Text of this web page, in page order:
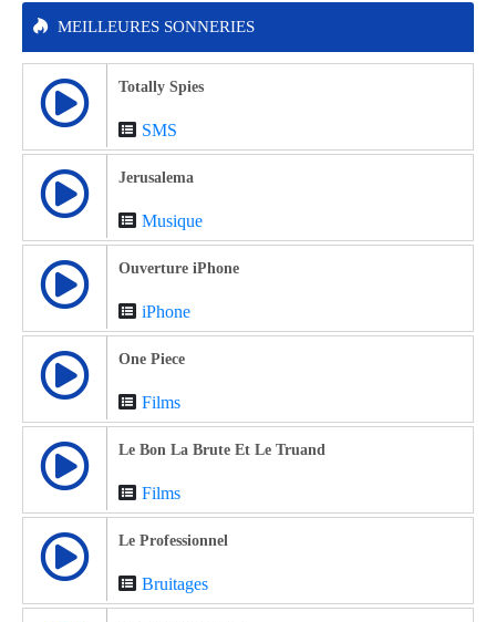
MEILLEURES SONNERIES
Totally Spies
SMS
Jerusalema
Musique
Ouverture iPhone
iPhone
One Piece
Films
Le Bon La Brute Et Le Truand
Films
Le Professionnel
Bruitages